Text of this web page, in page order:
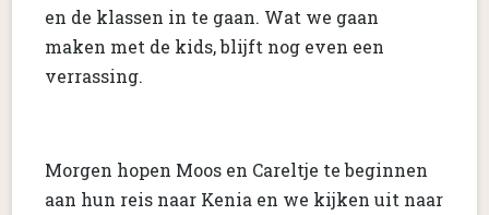
en de klassen in te gaan. Wat we gaan
maken met de kids, blijft nog even een
verrassing.
Morgen hopen Moos en Careltje te beginnen
aan hun reis naar Kenia en we kijken uit naar